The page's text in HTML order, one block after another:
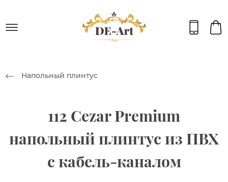
Напольный плинтус
112 Cezar Premium
напольный плинтус из ПВХ
с кабель-каналом